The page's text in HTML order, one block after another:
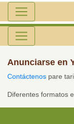
Anunciarse en
Contáctenos pare
Diferentes formatos